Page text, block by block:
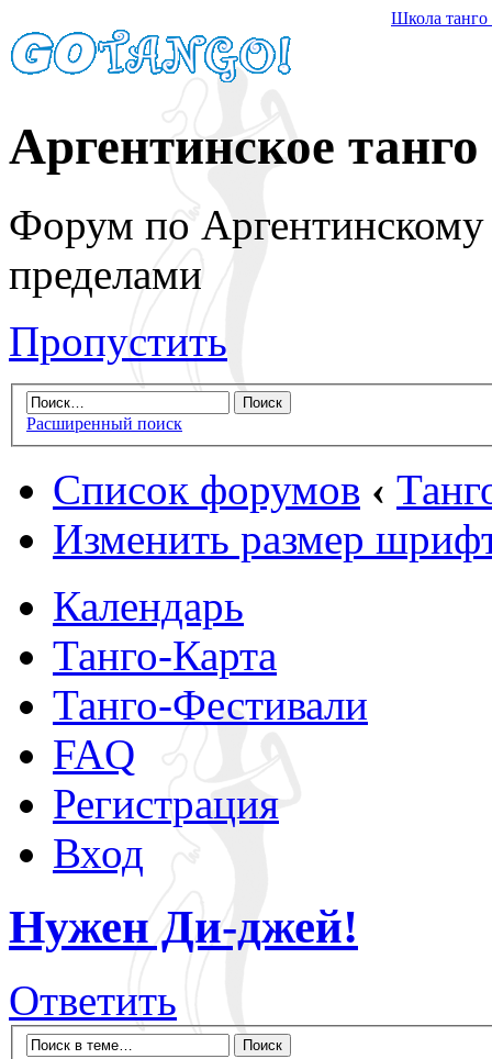
Школа танго
Аргентинское танго
Форум по Аргентинскому
пределами
Пропустить
Расширенный поиск
Список форумов ‹
Изменить размер
Календарь
Танго-Карта
Танго-Фестивали
FAQ
Регистрация
Вход
Нужен Ди-джей!
Ответить